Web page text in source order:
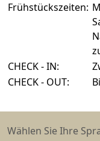
Frühstückszeiten:
CHECK - IN:
CHECK - OUT:
Sprache auswählen
Wählen Sie Ihre